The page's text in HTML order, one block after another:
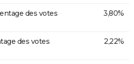
des votes
3,80%
des votes
2,22%